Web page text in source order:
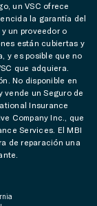
un VSC ofrece
la garantía del
un proveedor o
están cubiertas y
y es posible que no
que adquiera.
No disponible en
vende un Seguro de
Insurance
Company Inc., que
Services. El MBI
de reparación una